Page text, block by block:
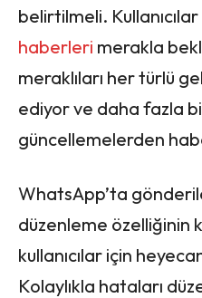
belirtilmeli.
haberleri merakla
meraklıları her türlü
ediyor ve daha fazla
güncellemelerden
WhatsApp’ta
düzenleme özelliğinin
kullanıcılar için
Kolaylıkla hataları